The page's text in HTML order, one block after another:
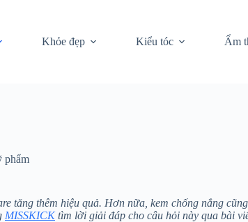
Khỏe đẹp Kiểu tóc Ẩm
phẩm
tăng thêm hiệu quả. Hơn nữa, kem chống nắng
MISSKICKtìm lời giải đáp cho câu hỏi này qua bài